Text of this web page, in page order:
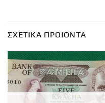
ΣΧΕΤΙΚΆ ΠΡΟΪΌΝΤΑ